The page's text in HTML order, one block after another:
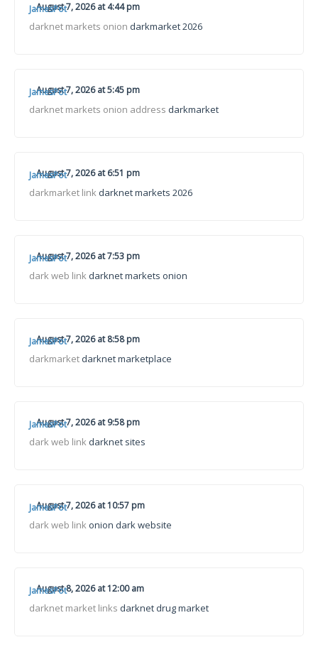
JamesPot
August 7, 2026 at 4:44 pm
darknet markets onion darkmarket 2026
JamesPot
August 7, 2026 at 5:45 pm
darknet markets onion address darkmarket
JamesPot
August 7, 2026 at 6:51 pm
darkmarket link darknet markets 2026
JamesPot
August 7, 2026 at 7:53 pm
dark web link darknet markets onion
JamesPot
August 7, 2026 at 8:58 pm
darkmarketdarknet marketplace
JamesPot
August 7, 2026 at 9:58 pm
dark web link darknet sites
JamesPot
August 7, 2026 at 10:57 pm
dark web link onion dark website
JamesPot
August 8, 2026 at 12:00 am
darknet market links darknet drug market